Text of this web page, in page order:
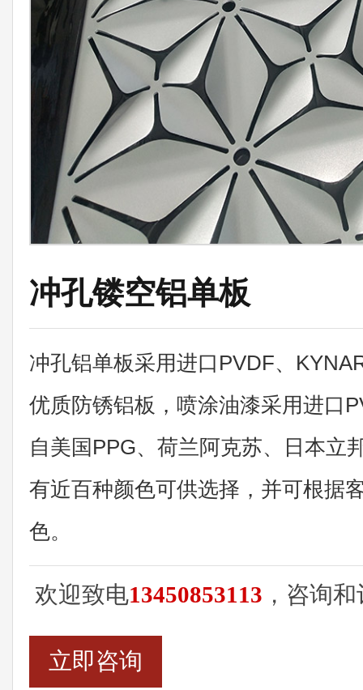
冲孔镂空铝单板
冲孔铝单板采用进口PVDF、
优质防锈铝板，喷涂油漆采用进口
自美国PPG、荷兰阿克苏、日本立
有近百种颜色可供选择，并可根据
色。
欢迎致电13450853113 ，咨询
立即咨询